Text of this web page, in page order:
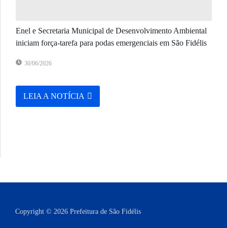
Enel e Secretaria Municipal de Desenvolvimento Ambiental
iniciam força-tarefa para podas emergenciais em São Fidélis
30/06/2026
LEIA A NOTÍCIA
Copyright © 2026 Prefeitura de São Fidélis